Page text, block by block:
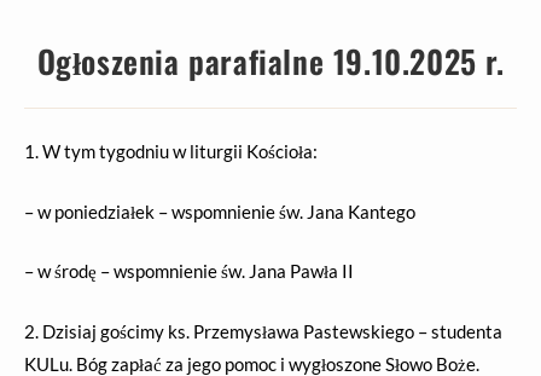
Ogłoszenia parafialne 19.10.2025 r.
1. W tym tygodniu w liturgii Kościoła:
– w poniedziałek – wspomnienie św. Jana Kantego
– w środę – wspomnienie św. Jana Pawła II
2. Dzisiaj gościmy ks. Przemysława Pastewskiego – studenta
KULu. Bóg zapłać za jego pomoc i wygłoszone Słowo Boże.